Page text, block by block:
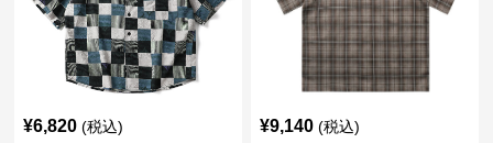
¥6,820 (税込) ¥9,140 (税込)